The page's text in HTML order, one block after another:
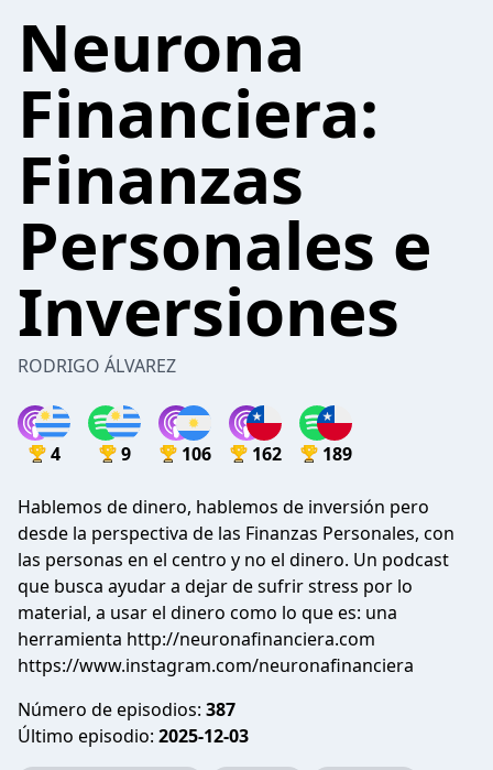
Neurona
Financiera:
Finanzas
Personales e
Inversiones
RODRIGO ÁLVAREZ
4 9 106 162 189
Hablemos de dinero, hablemos de inversión pero
desde la perspectiva de las Finanzas Personales, con
las personas en el centro y no el dinero. Un podcast
que busca ayudar a dejar de sufrir stress por lo
material, a usar el dinero como lo que es: una
herramienta http://neuronafinanciera.com
https://www.instagram.com/neuronafinanciera
Número de episodios: 387
Último episodio: 2025-12-03